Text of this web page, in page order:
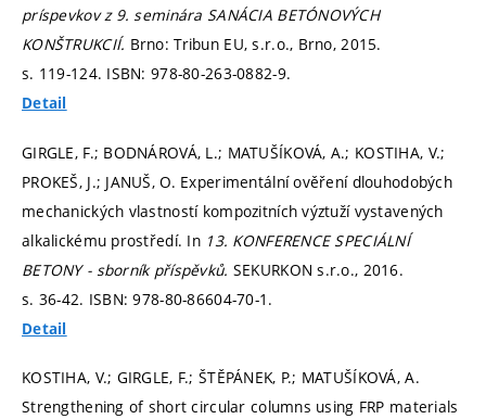
príspevkov z 9. seminára SANÁCIA BETÓNOVÝCH
KONŠTRUKCIÍ. Brno: Tribun EU, s.r.o., Brno, 2015.
s. 119-124. ISBN: 978-80-263-0882-9.
Detail
GIRGLE, F.; BODNÁROVÁ, L.; MATUŠÍKOVÁ, A.; KOSTIHA, V.;
PROKEŠ, J.; JANUŠ, O. Experimentální ověření dlouhodobých
mechanických vlastností kompozitních výztuží vystavených
alkalickému prostředí. In 13. KONFERENCE SPECIÁLNÍ
BETONY - sborník příspěvků. SEKURKON s.r.o., 2016.
s. 36-42. ISBN: 978-80-86604-70-1.
Detail
KOSTIHA, V.; GIRGLE, F.; ŠTĚPÁNEK, P.; MATUŠÍKOVÁ, A.
Strengthening of short circular columns using FRP materials